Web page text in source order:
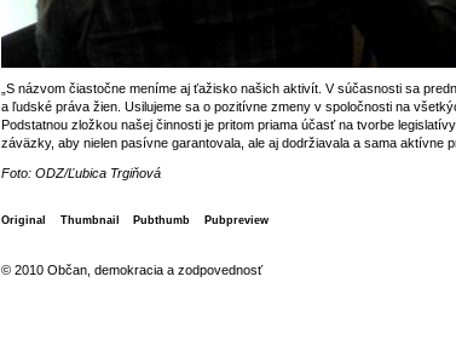
„S názvom čiastočne meníme aj ťažisko našich aktivít. V súčasnosti sa
a ľudské práva žien. Usilujeme sa o pozitívne zmeny v spoločnosti na
Podstatnou zložkou našej činnosti je pritom priama účasť na tvorbe
záväzky, aby nielen pasívne garantovala, ale aj dodržiavala a sama aktívne
Foto: ODZ/Ľubica Trgiňová
Original Thumbnail Pubthumb Pubpreview
© 2010 Občan, demokracia a zodpovednosť